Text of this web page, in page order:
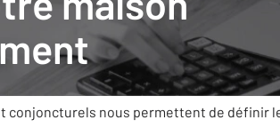
bien immobilier avec
et des compétences qui
transports), ses caractéristiques (état,
conjoncturels nous permettent de définir